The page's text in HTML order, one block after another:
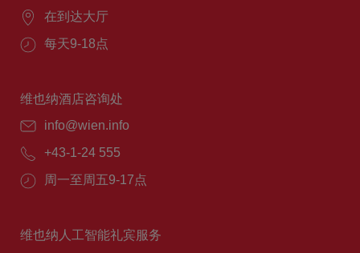
在到达大厅
每天9-18点
维也纳酒店咨询处
info@wien.info
+43-1-24 555
周一至周五9-17点
维也纳人工智能礼宾服务